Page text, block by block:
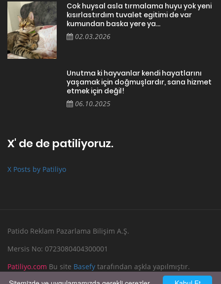
Cok huysal asla tırmalama huyu yok yeni
kısırlastırdım tuvalet egitimi de var
kumundan baska yere ya...
02.03.2026
Unutma ki hayvanlar kendi hayatlarını
yaşamak için doğmuşlardır, sana hizmet
etmek için değil!
06.10.2025
X' de de patiliyoruz.
X Posts by Patiliyo
Patido Reklam Pazarlama Bilişim A.Ş.
Mersis No: 0723080404300001
Patiliyo.com Bu site Basefy tarafından aşkla yapılmıştır.